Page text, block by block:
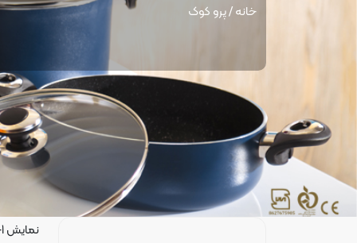
خانه/ پرو کوک
نمایش 1–12 از 22 نتیجه